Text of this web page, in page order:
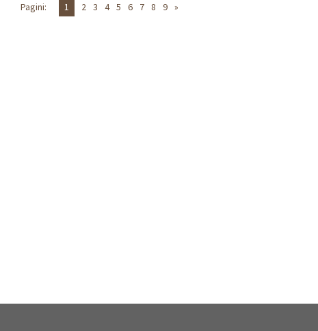
Pagini: 1 2 3 4 5 6 7 8 9 »